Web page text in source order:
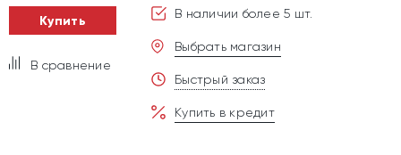
Купить
В сравнение
В наличии более 5 шт.
Выбрать магазин
Быстрый заказ
Купить в кредит